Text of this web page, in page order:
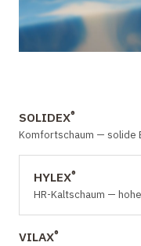
SOLIDEX®
Komfortschaum — solide
HYLEX®
HR-Kaltschaum —
VILAX®